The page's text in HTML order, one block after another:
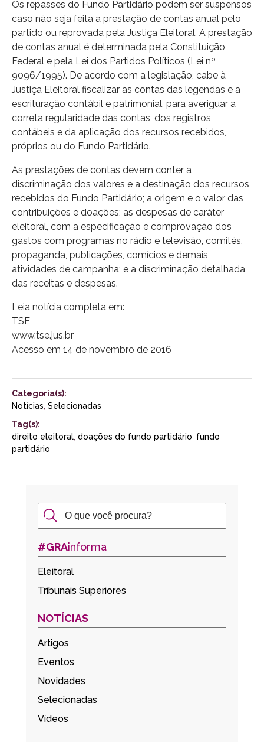
Os repasses do Fundo Partidário podem ser suspensos
caso não seja feita a prestação de contas anual pelo
partido ou reprovada pela Justiça Eleitoral. A prestação
de contas anual é determinada pela Constituição
Federal e pela Lei dos Partidos Políticos (Lei nº
9096/1995). De acordo com a legislação, cabe à
Justiça Eleitoral fiscalizar as contas das legendas e a
escrituração contábil e patrimonial, para averiguar a
correta regularidade das contas, dos registros
contábeis e da aplicação dos recursos recebidos,
próprios ou do Fundo Partidário.
As prestações de contas devem conter a
discriminação dos valores e a destinação dos recursos
recebidos do Fundo Partidário; a origem e o valor das
contribuições e doações; as despesas de caráter
eleitoral, com a especificação e comprovação dos
gastos com programas no rádio e televisão, comitês,
propaganda, publicações, comícios e demais
atividades de campanha; e a discriminação detalhada
das receitas e despesas.
Leia notícia completa em:
TSE
www.tse.jus.br
Acesso em 14 de novembro de 2016
Categoria(s):
Notícias Selecionadas
Tag(s):
direito eleitoral doações do fundo partidário fundo
partidário
#GRAinforma
Eleitoral
Tribunais Superiores
NOTÍCIAS
Artigos
Eventos
Novidades
Selecionadas
Vídeos